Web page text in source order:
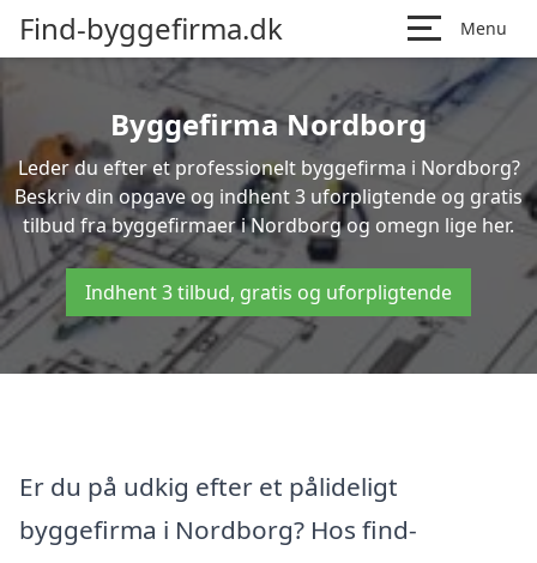
Find-byggefirma.dk Menu
Byggefirma Nordborg
Leder du efter et professionelt byggefirma i Nordborg?
Beskriv din opgave og indhent 3 uforpligtende og gratis
tilbud fra byggefirmaer i Nordborg og omegn lige her.
Indhent 3 tilbud, gratis og uforpligtende
Er du på udkig efter et pålideligt
byggefirma i Nordborg? Hos find-